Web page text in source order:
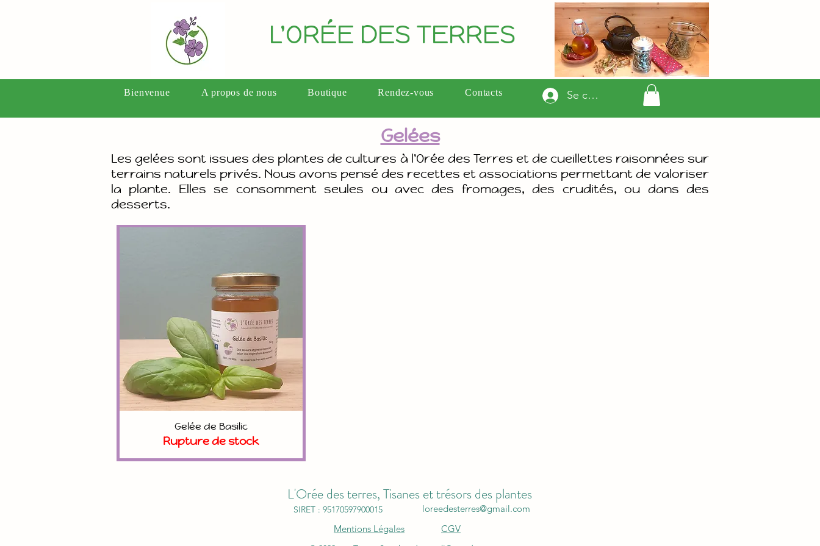
L'ORÉE DES TERRES
Bienvenue A propos de nous Boutique Rendez-vous Contacts Se connecter
Gelées
Les gelées sont issues des plantes de cultures à l'Orée des Terres et de cueillettes raisonnées sur
terrains naturels privés. Nous avons pensé des recettes et associations permettant de valoriser
la plante. Elles se consomment seules ou avec des fromages, des crudités, ou dans des
desserts.
Aperçu rapide
Gelée de Basilic
Rupture de stock
L'Orée des terres, Tisanes et trésors des plantes
loreedesterres@gmail.com
SIRET : 95170597900015
Mentions Légales CGV